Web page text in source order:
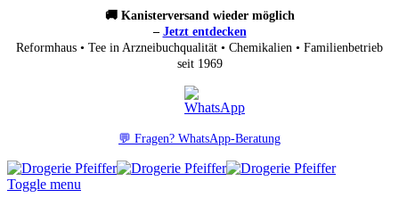
🚚 Kanisterversand wieder möglich
– Jetzt entdecken
Reformhaus • Tee in Arzneibuchqualität • Chemikalien • Familienbetrieb
seit 1969
💬 Fragen? WhatsApp-Beratung
Toggle menu